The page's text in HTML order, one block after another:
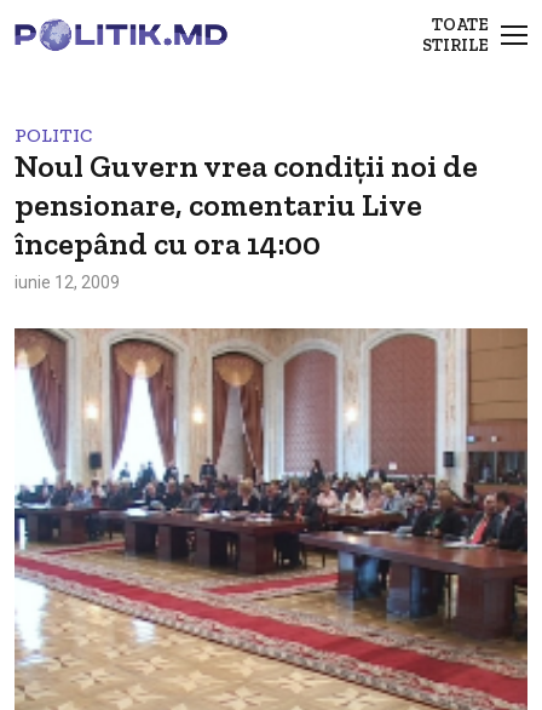
TOATE
STIRILE
POLITIC
Noul Guvern vrea condiţii noi de
pensionare, comentariu Live
începând cu ora 14:00
iunie 12, 2009